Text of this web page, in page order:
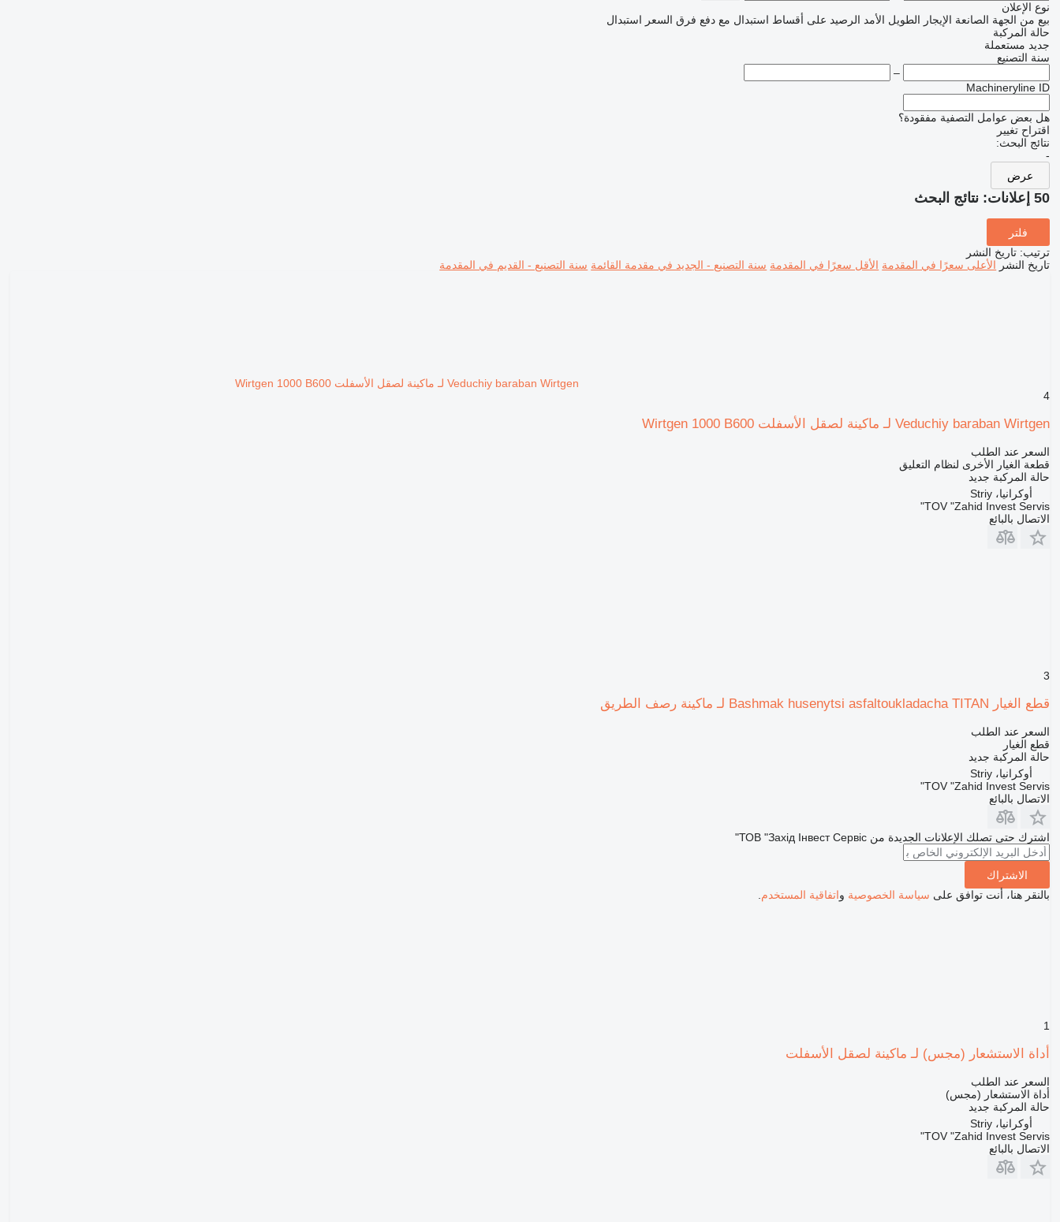
نوع الإعلان
بيع من الجهة الصانعة الإيجار الطويل الأمد الرصيد على أقساط استبدال مع دفع فرق السعر استبدال
حالة المركبة
جديد مستعملة
سنة التصنيع
–
Machineryline ID
هل بعض عوامل التصفية مفقودة؟
اقتراح تغيير
نتائج البحث:
-
عرض
50 إعلانات: نتائج البحث
فلتر
ترتيب: تاريخ النشر
تاريخ النشر الأعلى سعرًا في المقدمة الأقل سعرًا في المقدمة سنة التصنيع - الجديد في مقدمة القائمة سنة التصنيع - القديم في المقدمة
Veduchiy baraban Wirtgen لـ ماكينة لصقل الأسفلت Wirtgen 1000 B600
4
Veduchiy baraban Wirtgen لـ ماكينة لصقل الأسفلت Wirtgen 1000 B600
السعر عند الطلب
قطعة الغيار الأخرى لنظام التعليق
حالة المركبة جديد
أوكرانيا، Striy
TOV "Zahid Invest Servis"
الاتصال بالبائع
3
قطع الغيار Bashmak husenytsi asfaltoukladacha TITAN لـ ماكينة رصف الطريق
السعر عند الطلب
قطع الغيار
حالة المركبة جديد
أوكرانيا، Striy
TOV "Zahid Invest Servis"
الاتصال بالبائع
اشترك حتى تصلك الإعلانات الجديدة من ТОВ "Захід Інвест Сервіс"
الاشتراك
بالنقر هنا، أنت توافق على سياسة الخصوصية واتفاقية المستخدم
1
أداة الاستشعار (مجس) لـ ماكينة لصقل الأسفلت
السعر عند الطلب
أداة الاستشعار (مجس)
حالة المركبة جديد
أوكرانيا، Striy
TOV "Zahid Invest Servis"
الاتصال بالبائع